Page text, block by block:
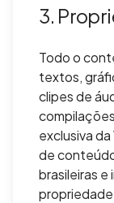
3.
Todo o
textos,
clipes de
exclusiva
de
brasileiras